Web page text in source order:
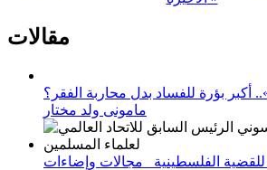
مقالات
أكبر بؤرة للفساد بدل محاربة الفقر؟
مامونى ولد مختار
للقضية الفلسطينية_ مجالات وإضاءات